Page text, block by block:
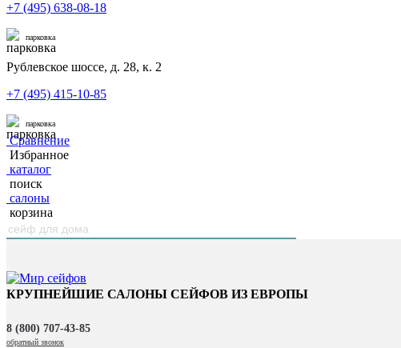
+7 (495) 638-08-18
парковка
Рублевское шоссе, д. 28, к. 2
+7 (495) 415-10-85
парковка
Сравнение
Избранное
каталог
поиск
салоны
корзина
КРУПНЕЙШИЕ САЛОНЫ СЕЙФОВ ИЗ ЕВРОПЫ
8 (800) 707-43-85
обратный звонок